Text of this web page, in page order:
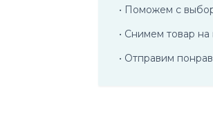
• Поможем с
• Снимем товар
• Отправим